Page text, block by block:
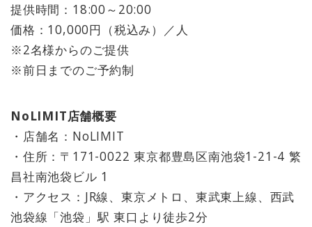
提供時間：18:00～20:00
価格：10,000円（税込み）／人
※2名様からのご提供
※前日までのご予約制
NoLIMIT店舗概要
・店舗名：NoLIMIT
・住所：〒171-0022 東京都豊島区南池袋1-21-4 繁
昌社南池袋ビル 1
・アクセス：JR線、東京メトロ、東武東上線、西武
池袋線「池袋」駅 東口より徒歩2分